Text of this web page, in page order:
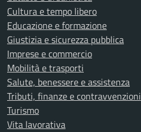
Cultura e tempo libero
Educazione e formazione
Giustizia e sicurezza pubblica
Imprese e commercio
Mobilità e trasporti
Salute, benessere e assistenza
Tributi, finanze e contravvenzioni
Turismo
Vita lavorativa